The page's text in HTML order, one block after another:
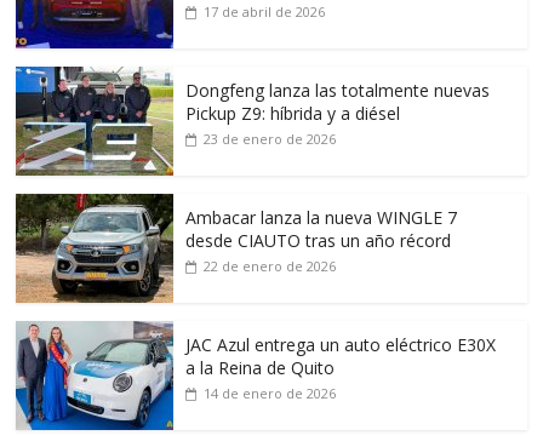
17 de abril de 2026
Dongfeng lanza las totalmente nuevas
Pickup Z9: híbrida y a diésel
23 de enero de 2026
Ambacar lanza la nueva WINGLE 7
desde CIAUTO tras un año récord
22 de enero de 2026
JAC Azul entrega un auto eléctrico E30X
a la Reina de Quito
14 de enero de 2026